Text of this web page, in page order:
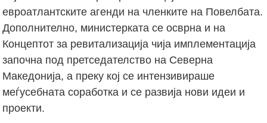
евроатлантските агенди на членките на Повелбата.
Дополнително, министерката се осврна и на
Концептот за ревитализација чија имплементација
започна под претседателство на Северна
Македонија, а преку кој се интензивираше
меѓусебната соработка и се развија нови идеи и
проекти.